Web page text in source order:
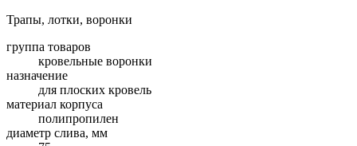
Трапы, лотки, воронки
группа товаров
кровельные воронки
назначение
для плоских кровель
материал корпуса
полипропилен
диаметр слива, мм